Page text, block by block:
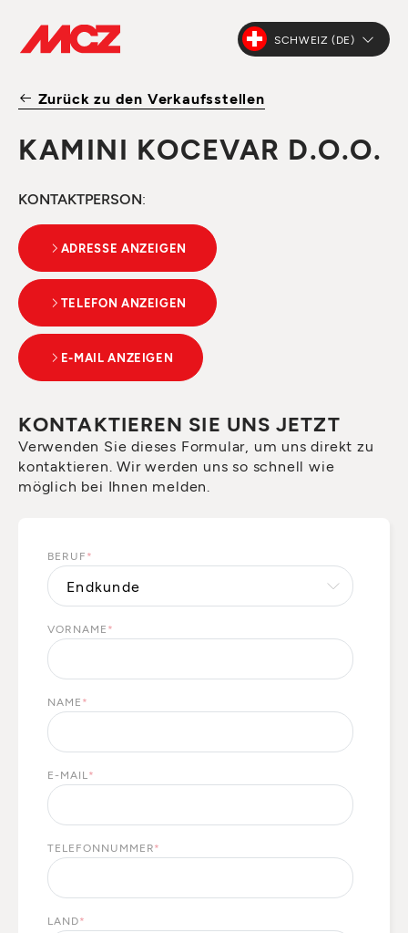
SCHWEIZ (DE)
Zurück zu den Verkaufsstellen
KAMINI KOCEVAR D.O.O.
KONTAKTPERSON:
ADRESSE ANZEIGEN
TELEFON ANZEIGEN
E-MAIL ANZEIGEN
KONTAKTIEREN SIE UNS JETZT
Verwenden Sie dieses Formular, um uns direkt zu
kontaktieren. Wir werden uns so schnell wie
möglich bei Ihnen melden.
BERUF *
VORNAME *
NAME *
E-MAIL *
TELEFONNUMMER*
LAND*